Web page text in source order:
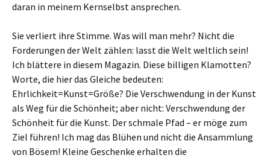
daran in meinem Kernselbst ansprechen.
Sie verliert ihre Stimme. Was will man mehr? Nicht die
Forderungen der Welt zählen: lasst die Welt weltlich sein!
Ich blättere in diesem Magazin. Diese billigen Klamotten?
Worte, die hier das Gleiche bedeuten:
Ehrlichkeit=Kunst=Größe? Die Verschwendung in der Kunst
als Weg für die Schönheit; aber nicht: Verschwendung der
Schönheit für die Kunst. Der schmale Pfad – er möge zum
Ziel führen! Ich mag das Blühen und nicht die Ansammlung
von Bösem! Kleine Geschenke erhalten die